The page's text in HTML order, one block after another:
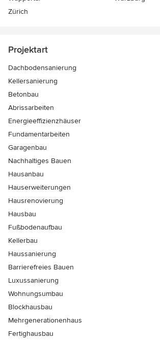
Zürich
Projektart
Dachbodensanierung
Kellersanierung
Betonbau
Abrissarbeiten
Energieeffizienzhäuser
Fundamentarbeiten
Garagenbau
Nachhaltiges Bauen
Hausanbau
Hauserweiterungen
Hausrenovierung
Hausbau
Fußbodenaufbau
Kellerbau
Haussanierung
Barrierefreies Bauen
Luxussanierung
Wohnungsumbau
Blockhausbau
Mehrgenerationenhaus
Fertighausbau